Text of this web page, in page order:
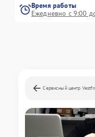
Время работы
Ежедневно с 9:00
Сервисный центр